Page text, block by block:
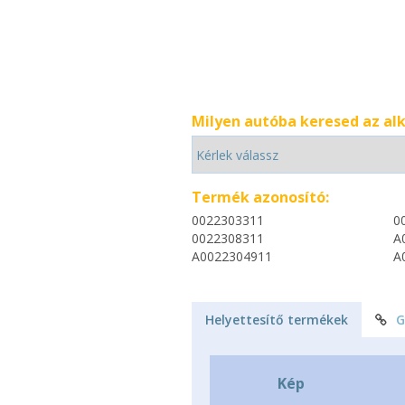
Milyen autóba keresed az
Termék azonosító:
0022303311
0022308311
A0022304911
Helyettesítő termékek
Kép